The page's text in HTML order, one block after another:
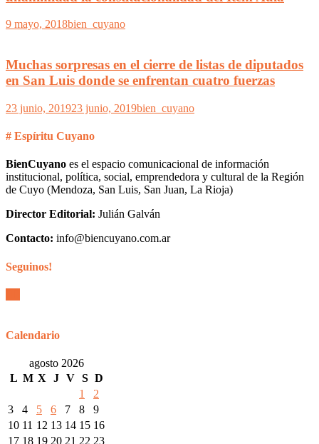
9 mayo, 2018bien_cuyano
Muchas sorpresas en el cierre de listas de diputados
en San Luis donde se enfrentan cuatro fuerzas
23 junio, 201923 junio, 2019bien_cuyano
# Espíritu Cuyano
BienCuyano es el espacio comunicacional de información
institucional, política, social, emprendedora y cultural de la Región
de Cuyo (Mendoza, San Luis, San Juan, La Rioja)
Director Editorial: Julián Galván
Contacto: info@biencuyano.com.ar
Seguinos!
Calendario
agosto 2026
L M X J V S D
1
2
3
4 5 6 7 8
9
10 11 12 13 14 15 16
17 18 19 20 21 22 23